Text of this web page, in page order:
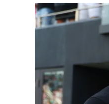
Fixture
Reserva